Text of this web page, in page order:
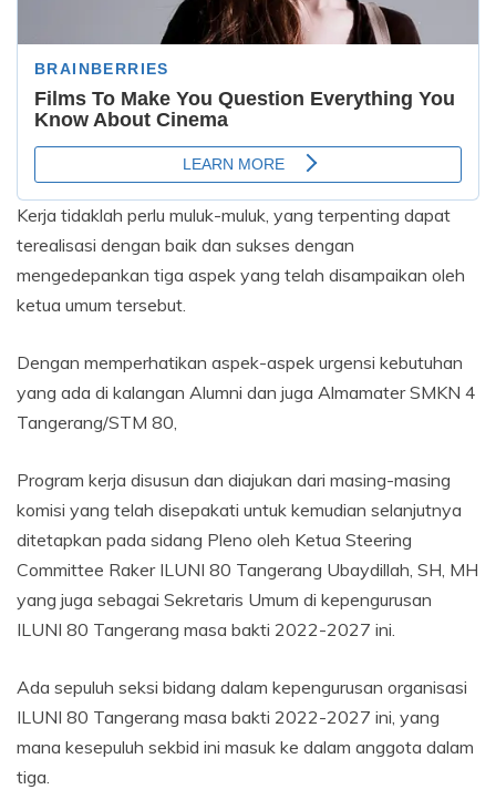
Kerja tidaklah perlu muluk-muluk, yang terpenting dapat
terealisasi dengan baik dan sukses dengan
mengedepankan tiga aspek yang telah disampaikan oleh
ketua umum tersebut.
Dengan memperhatikan aspek-aspek urgensi kebutuhan
yang ada di kalangan Alumni dan juga Almamater SMKN 4
Tangerang/STM 80,
Program kerja disusun dan diajukan dari masing-masing
komisi yang telah disepakati untuk kemudian selanjutnya
ditetapkan pada sidang Pleno oleh Ketua Steering
Committee Raker ILUNI 80 Tangerang Ubaydillah, SH, MH
yang juga sebagai Sekretaris Umum di kepengurusan
ILUNI 80 Tangerang masa bakti 2022-2027 ini.
Ada sepuluh seksi bidang dalam kepengurusan organisasi
ILUNI 80 Tangerang masa bakti 2022-2027 ini, yang
mana kesepuluh sekbid ini masuk ke dalam anggota dalam
tiga.